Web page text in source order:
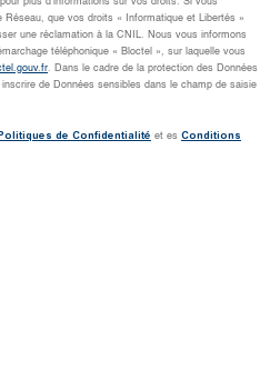
que vos droits « Informatique et Libertés »
une réclamation à la CNIL. Nous vous informons
téléphonique « Bloctel », sur laquelle vous
. Dans le cadre de la protection des Données
de Données sensibles dans le champ de saisie
de Confidentialité et es Conditions